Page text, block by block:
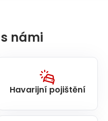
námi
Havarijní pojištění